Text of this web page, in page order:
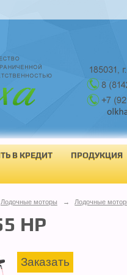
В КРЕДИТ ПРОДУКЦИЯ
Лодочные моторы → Лодочные
HP
Заказать